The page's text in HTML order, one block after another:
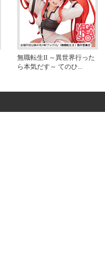
無職転生II ～異世界行った
ら本気だす～ てのひ...